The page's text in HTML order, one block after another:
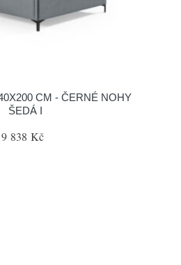
CM - ČERNÉ NOHY
ŠEDÁ I
838 Kč